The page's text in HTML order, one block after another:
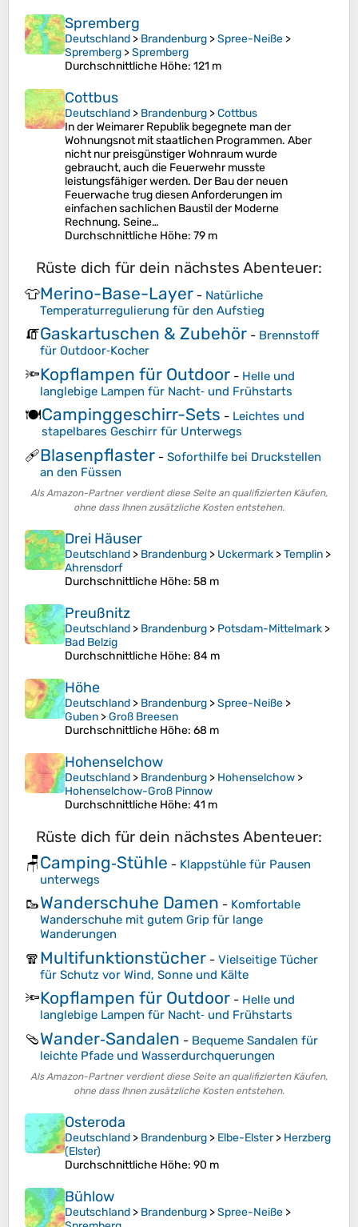
Spremberg
Deutschland > Brandenburg >Spree-Neiße >
Spremberg >Spremberg
Durchschnittliche Höhe: 121 m
Cottbus
Deutschland > Brandenburg >Cottbus
In der Weimarer Republik begegnete man der
Wohnungsnot mit staatlichen Programmen. Aber
nicht nur preisgünstiger Wohnraum wurde
gebraucht, auch die Feuerwehr musste
leistungsfähiger werden. Der Bau der neuen
Feuerwache trug diesen Anforderungen im
einfachen sachlichen Baustil der Moderne
Rechnung. Seine…
Durchschnittliche Höhe: 79 m
Rüste dich für dein nächstes Abenteuer:
👕Merino-Base-Layer - Natürliche
Temperaturregulierung für den Aufstieg
🧯Gaskartuschen & Zubehör - Brennstoff
für Outdoor‑Kocher
🔦Kopflampen für Outdoor - Helle und
langlebige Lampen für Nacht‑ und Frühstarts
🍽️Campinggeschirr-Sets - Leichtes und
stapelbares Geschirr für Unterwegs
🩹Blasenpflaster - Soforthilfe bei Druckstellen
an den Füssen
Als Amazon-Partner verdient diese Seite an qualifizierten Käufen,
ohne dass Ihnen zusätzliche Kosten entstehen.
Drei Häuser
Deutschland > Brandenburg > Uckermark >Templin >
Ahrensdorf
Durchschnittliche Höhe: 58 m
Preußnitz
Deutschland > Brandenburg > Potsdam-Mittelmark >
Bad Belzig
Durchschnittliche Höhe: 84 m
Höhe
Deutschland > Brandenburg >Spree-Neiße >
Guben >Groß Breesen
Durchschnittliche Höhe: 68 m
Hohenselchow
Deutschland > Brandenburg > Hohenselchow >
Hohenselchow-Groß Pinnow
Durchschnittliche Höhe: 41 m
Rüste dich für dein nächstes Abenteuer:
🪑Camping‑Stühle - Klappstühle für Pausen
unterwegs
🥾Wanderschuhe Damen - Komfortable
Wanderschuhe mit gutem Grip für lange
Wanderungen
🧣Multifunktionstücher - Vielseitige Tücher
für Schutz vor Wind, Sonne und Kälte
🔦Kopflampen für Outdoor - Helle und
langlebige Lampen für Nacht‑ und Frühstarts
🩴Wander‑Sandalen - Bequeme Sandalen für
leichte Pfade und Wasserdurchquerungen
Als Amazon-Partner verdient diese Seite an qualifizierten Käufen,
ohne dass Ihnen zusätzliche Kosten entstehen.
Osteroda
Deutschland > Brandenburg > Elbe-Elster> Herzberg
(Elster)
Durchschnittliche Höhe: 90 m
Bühlow
Deutschland > Brandenburg >Spree-Neiße >